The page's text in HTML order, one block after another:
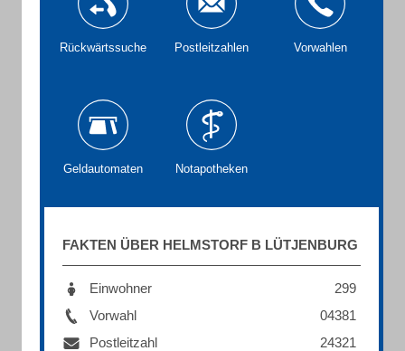
Rückwärtssuche Postleitzahlen Vorwahlen
Geldautomaten Notapotheken
FAKTEN ÜBER HELMSTORF B LÜTJENBURG
Einwohner
299
Vorwahl
04381
Postleitzahl
24321